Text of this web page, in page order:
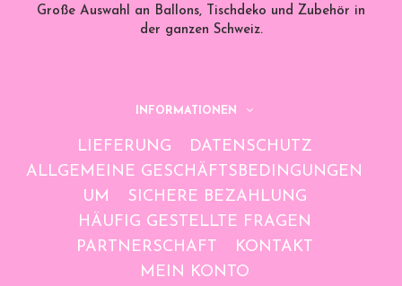
Große Auswahl an Ballons, Tischdeko und Zubehör in
der ganzen Schweiz.
INFORMATIONEN
LIEFERUNG
DATENSCHUTZ
ALLGEMEINE GESCHÄFTSBEDINGUNGEN
UM
SICHERE BEZAHLUNG
HÄUFIG GESTELLTE FRAGEN
PARTNERSCHAFT
KONTAKT
MEIN KONTO